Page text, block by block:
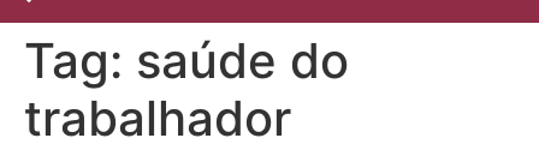
Tag: saúde do
trabalhador